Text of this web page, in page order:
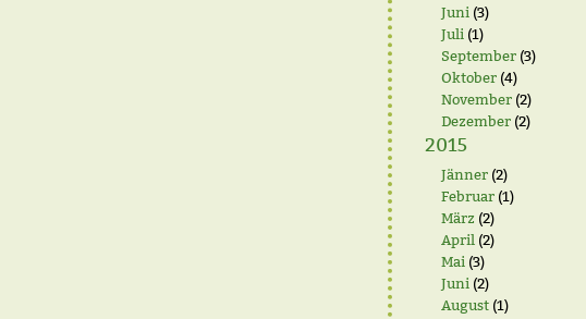
Juni (3)
Juli (1)
September(3)
Oktober(4)
November(2)
Dezember(2)
2015
Jänner(2)
Februar(1)
März (2)
April (2)
Mai (3)
Juni (2)
August(1)